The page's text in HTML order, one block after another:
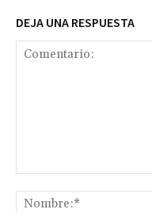
DEJA UNA RESPUESTA